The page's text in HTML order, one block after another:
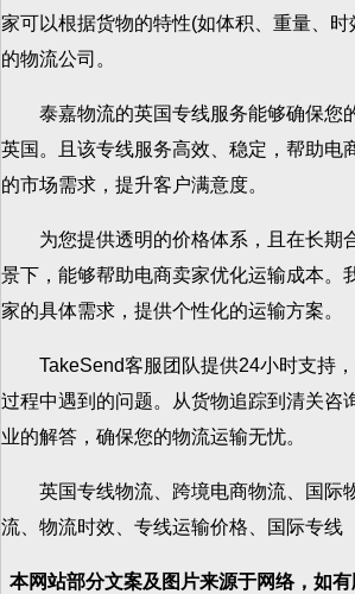
家可以根据货物的特性(如体积、重量、
的物流公司。
泰嘉物流的英国专线服务能够确保您
英国。且该专线服务高效、稳定，帮助电
的市场需求，提升客户满意度。
为您提供透明的价格体系，且在长期
景下，能够帮助电商卖家优化运输成本。
家的具体需求，提供个性化的运输方案。
TakeSend客服团队提供24小时支持，
过程中遇到的问题。从货物追踪到清关咨
业的解答，确保您的物流运输无忧。
英国专线物流、跨境电商物流、国际
流、物流时效、专线运输价格、国际专线
本网站部分文案及图片来源于网络，如